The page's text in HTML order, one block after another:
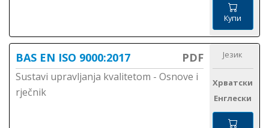
Купи
BAS EN ISO 9000:2017 PDF
Sustavi upravljanja kvalitetom - Osnove i
rječnik
Језик
Хрватски
Енглески